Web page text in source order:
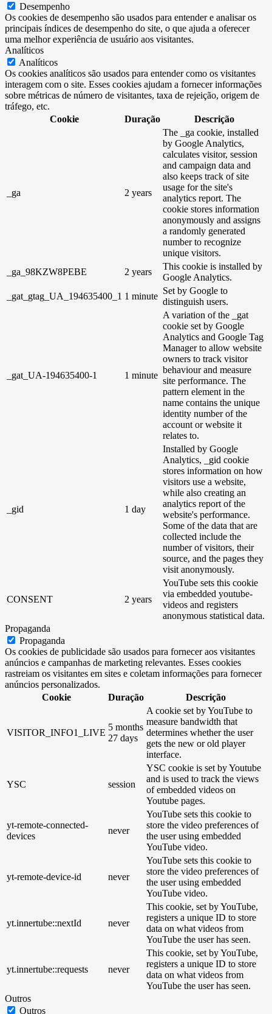
Desempenho
Os cookies de desempenho são usados ​​para entender e analisar os
principais índices de desempenho do site, o que ajuda a oferecer
uma melhor experiência de usuário aos visitantes.
Analíticos
Analíticos
Os cookies analíticos são usados ​​para entender como os visitantes
interagem com o site. Esses cookies ajudam a fornecer informações
sobre métricas de número de visitantes, taxa de rejeição, origem de
tráfego, etc.
Cookie
Duração Descrição
_ga 2 years
The _ga cookie, installed
by Google Analytics,
calculates visitor, session
and campaign data and
also keeps track of site
usage for the site's
analytics report. The
cookie stores information
anonymously and assigns
a randomly generated
number to recognize
unique visitors.
_ga_98KZW8PEBE
2 years
This cookie is installed by
Google Analytics.
_gat_gtag_UA_194635400_1 1 minute
Set by Google to
distinguish users.
_gat_UA-194635400-1 1 minute
A variation of the _gat
cookie set by Google
Analytics and Google Tag
Manager to allow website
owners to track visitor
behaviour and measure
site performance. The
pattern element in the
name contains the unique
identity number of the
account or website it
relates to.
_gid 1 day
Installed by Google
Analytics, _gid cookie
stores information on how
visitors use a website,
while also creating an
analytics report of the
website's performance.
Some of the data that are
collected include the
number of visitors, their
source, and the pages they
visit anonymously.
CONSENT 2 years
YouTube sets this cookie
via embedded youtube-
videos and registers
anonymous statistical data.
Propaganda
Propaganda
Os cookies de publicidade são usados ​​para fornecer aos visitantes
anúncios e campanhas de marketing relevantes. Esses cookies
rastreiam os visitantes em sites e coletam informações para fornecer
anúncios personalizados.
Cookie
Duração Descrição
VISITOR_INFO1_LIVE
5 months
27 days
A cookie set by YouTube to
measure bandwidth that
determines whether the user
gets the new or old player
interface.
YSC session
YSC cookie is set by Youtube
and is used to track the views
of embedded videos on
Youtube pages.
yt-remote-connected-
devices
never
YouTube sets this cookie to
store the video preferences of
the user using embedded
YouTube video.
yt-remote-device-id never
YouTube sets this cookie to
store the video preferences of
the user using embedded
YouTube video.
yt.innertube::nextId never
This cookie, set by YouTube,
registers a unique ID to store
data on what videos from
YouTube the user has seen.
yt.innertube::requests never
This cookie, set by YouTube,
registers a unique ID to store
data on what videos from
YouTube the user has seen.
Outros
Outros